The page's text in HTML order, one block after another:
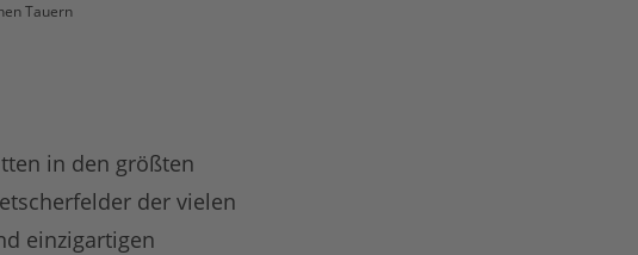
Tauern
in den größten
der vielen
einzigartigen